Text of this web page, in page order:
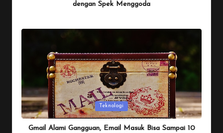
dengan Spek Menggoda
Posted
in
Teknologi
Gmail Alami Gangguan, Email Masuk Bisa Sampai 10